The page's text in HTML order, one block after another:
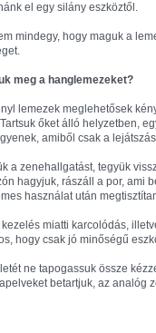
el egy silány eszköztől.
mindegy, hogy maguk a
meg a hanglemezeket?
lemezek meglehetősek
őket álló helyzetben,
amiből csak a
a zenehallgatást, tegyük
hagyjuk, rászáll a por, ami
használat után
miatti karcolódás,
hogy csak jó minőségű
ne tapogassuk össze
betartjuk, az analóg